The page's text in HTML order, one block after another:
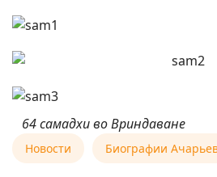
64 самадхи во Вриндаване
Новости Биографии